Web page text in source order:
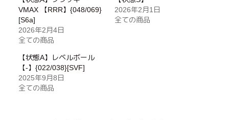
VMAX 【RRR】{048/069}
[S6a]
2026年2月4日
全ての商品
2026年2月1日
全ての商品
【状態A】レベルボール
【-】{022/038}[SVF]
2025年9月8日
全ての商品